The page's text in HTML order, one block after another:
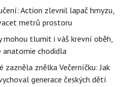
Action zlevnil lapač hmyzu,
metrů prostoru
mohou tlumit i váš krevní oběh,
anatomie chodidla
zazněla znělka Večerníčku: Jak
generace českých dětí